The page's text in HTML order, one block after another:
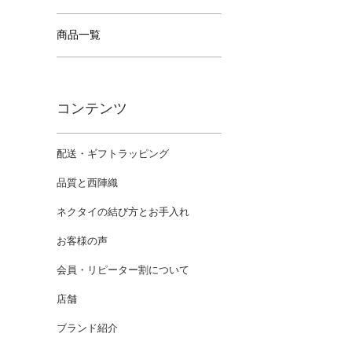
商品一覧
コンテンツ
配送・ギフトラッピング
品質と西陣織
ネクタイの結び方とお手入れ
お客様の声
会員・リピーター割について
店舗
ブランド紹介